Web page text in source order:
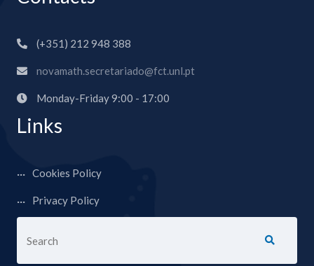
(+351) 212 948 388
novamath.secretariado@fct.unl.pt
Monday-Friday 9:00 - 17:00
Links
Cookies Policy
Privacy Policy